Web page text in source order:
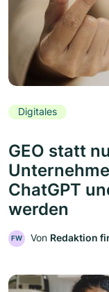
Digitales
GEO statt
ChatGPT
werden
FW Von Redaktion